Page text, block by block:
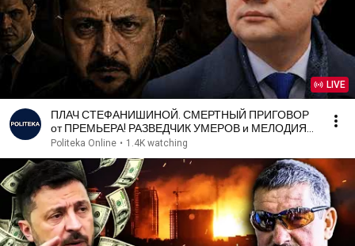
LIVE
ПЛАЧ СТЕФАНИШИНОЙ. СМЕРТНЫЙ ПРИГОВОР
от ПРЕМЬЕРА! РАЗВЕДЧИК УМЕРОВ и МЕЛОДИЯ
ЗЕЛЕНСКОГО - РАЗУМКОВ
Politeka Online • 1.4K watching